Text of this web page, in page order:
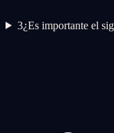
3¿Es importante el